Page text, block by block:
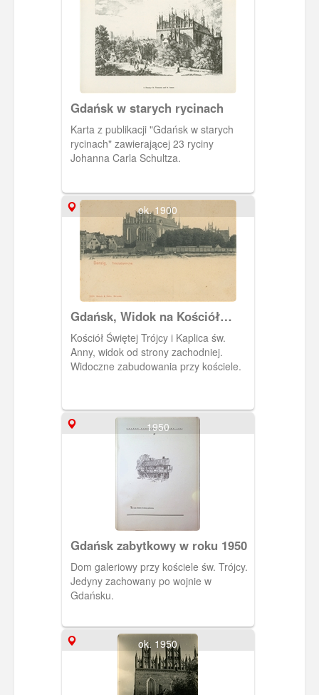
Gdańsk w starych rycinach
Karta z publikacji "Gdańsk w starych
rycinach" zawierającej 23 ryciny
Johanna Carla Schultza.
ok. 1900
Gdańsk, Widok na Kościół
Świętej Trójcy
Kościół Świętej Trójcy i Kaplica św.
Anny, widok od strony zachodniej.
Widoczne zabudowania przy kościele.
1950
Gdańsk zabytkowy w roku 1950
Dom galeriowy przy kościele św. Trójcy.
Jedyny zachowany po wojnie w
Gdańsku.
ok. 1950